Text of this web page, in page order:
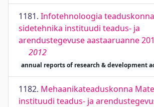
1181. Infotehnoloogia
sidetehnika instituudi teadus- ja
arendustegevuse aastaaruanne
2012
annual reports of research & development
1182. Mehaanikateaduskonna
instituudi teadus- ja